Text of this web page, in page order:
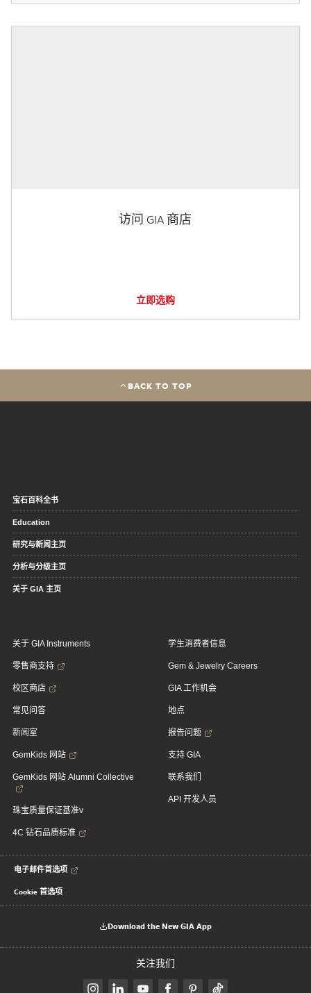
访问 GIA 商店
立即选购
BACK TO TOP
宝石百科全书
Education
研究与新闻主页
分析与分级主页
关于 GIA 主页
关于 GIA Instruments
零售商支持
校区商店
常见问答
新闻室
GemKids 网站
GemKids 网站 Alumni Collective
珠宝质量保证基准v
4C 钻石品质标准
学生消费者信息
Gem & Jewelry Careers
GIA 工作机会
地点
报告问题
支持 GIA
联系我们
API 开发人员
电子邮件首选项
Cookie 首选项
Download the New GIA App
关注我们